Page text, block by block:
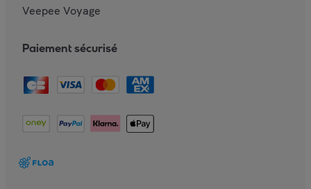
Veepee Voyage
Paiement sécurisé